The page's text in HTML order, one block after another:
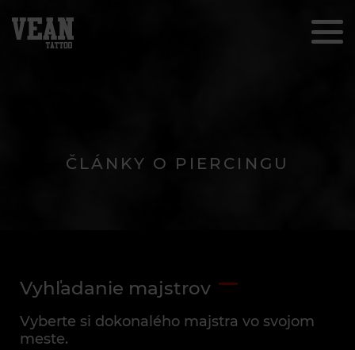
ČLÁNKY O PIERCINGU
Vyhľadanie majstrov
Vyberte si dokonalého majstra vo svojom
meste.